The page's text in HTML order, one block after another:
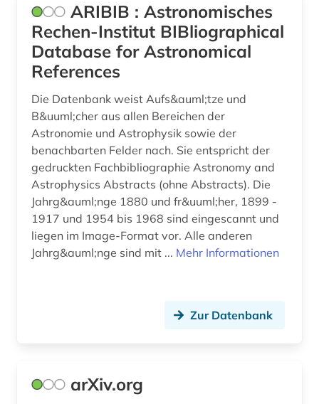
literaturwissenschaft (1)
lithografie (1)
magnetismus (1)
management (1)
marine biogeochmie (1)
marine geosysteme (1)
maritime meteorologie (1)
markenregister (1)
maschinelles sehen (1)
materialwissenschaft (1)
materialwissenschaften (2)
ARIBIB : Astronomisches
Rechen-Institut BIBliographical
Database for Astronomical
References
Die Datenbank weist Aufs&auml;tze und
B&uuml;cher aus allen Bereichen der
Astronomie und Astrophysik sowie der
benachbarten Felder nach. Sie entspricht der
gedruckten Fachbibliographie Astronomy and
Astrophysics Abstracts (ohne Abstracts). Die
Jahrg&auml;nge 1880 und fr&uuml;her, 1899 -
1917 und 1954 bis 1968 sind eingescannt und
liegen im Image-Format vor. Alle anderen
Jahrg&auml;nge sind mit ... Mehr Informationen
Zur Datenbank
arXiv.org